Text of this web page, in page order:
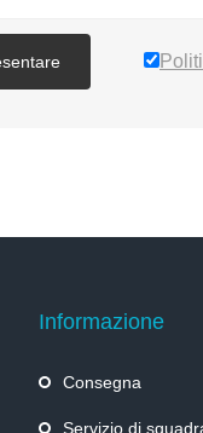
Informazione
Consegna
Servizio di